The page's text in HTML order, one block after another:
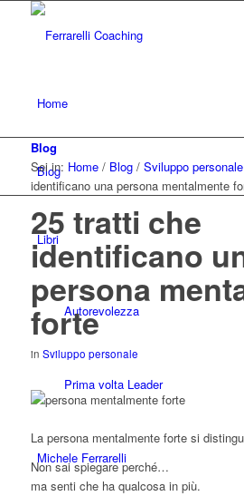
Home
Blog
Libri
Autorevolezza
Prima volta Leader
Michele Ferrarelli
Blog
Sei in: Home / Blog / Sviluppo personale
identificano una persona mentalmente
25 tratti che
identificano
persona
forte
in Sviluppo personale
La persona mentalmente forte si
Non sai spiegare perché…
ma senti che ha qualcosa in più.